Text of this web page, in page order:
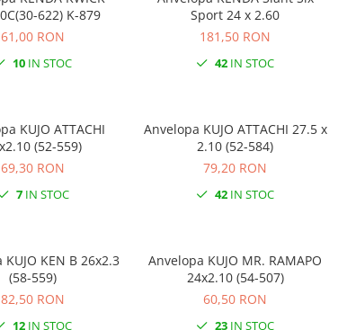
622) K-879
61,00 RON
10 IN STOC
Sport 24 x 2.60
181,50 RON
42 IN STOC
KUJO ATTACHI
(52-559)
69,30 RON
7IN STOC
Anvelopa KUJO ATTACHI 27.5 x
2.10 (52-584)
79,20 RON
42 IN STOC
KEN B 26x2.3
(58-559)
82,50 RON
12 IN STOC
Anvelopa KUJO MR. RAMAPO
24x2.10 (54-507)
60,50 RON
23 IN STOC